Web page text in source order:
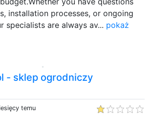
installation processes, or ongoing
specialists are always av... pokaż
- sklep ogrodniczy
temu